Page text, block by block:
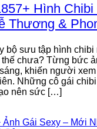
Hình
Thương &
bộ sưu tập hình
chưa? Từng bức
khiến người
Những cô gái
nên sức […]